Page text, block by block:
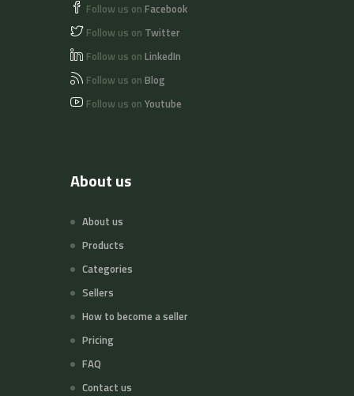
Follow us on Facebook
Follow us on Twitter
Follow us on LinkedIn
Follow us on Blog
Follow us on Youtube
About us
About us
Products
Categories
Sellers
How to become a seller
Pricing
FAQ
Contact us